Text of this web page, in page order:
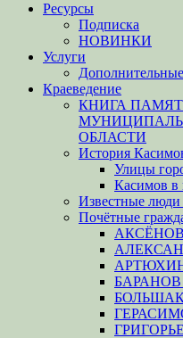
Ресурсы
Подписка
НОВИНКИ
Услуги
Дополнительные
Краеведение
КНИГА
ОБЛАСТИ
История
Улицы
Касимов в
Известные
Почётные
БАРАНОВ